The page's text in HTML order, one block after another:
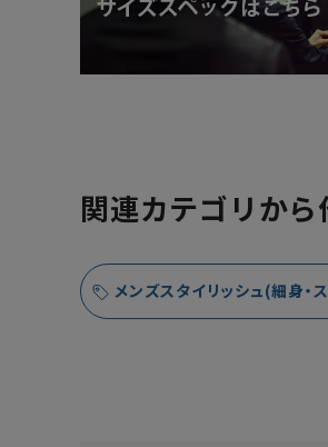
関連カテゴリか
メンズスタイリッシュ(細身・